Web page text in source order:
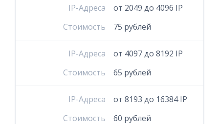
IP-Адреса
от 2049 до 4096 IP
Стоимость
75 рублей
IP-Адреса
от 4097 до 8192 IP
Стоимость
65 рублей
IP-Адреса
от 8193 до 16384 IP
Стоимость
60 рублей